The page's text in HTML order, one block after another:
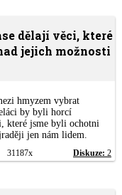
dělají věci, které
jejich možnosti
hmyzem vybrat
by byli horcí
které jsme byli ochotni
jen nám lidem.
31187x Diskuze: 2